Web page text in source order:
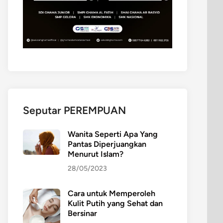
Seputar PEREMPUAN
Wanita Seperti Apa Yang
Pantas Diperjuangkan
Menurut Islam?
28/05/2023
Cara untuk Memperoleh
Kulit Putih yang Sehat dan
Bersinar